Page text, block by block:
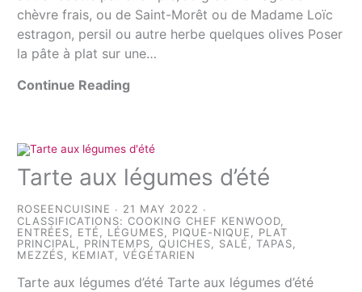
chèvre frais, ou de Saint-Morêt ou de Madame Loïc
estragon, persil ou autre herbe quelques olives Poser
la pâte à plat sur une…
Continue Reading
Tarte aux légumes d’été
ROSEENCUISINE
21 MAY 2022
CLASSIFICATIONS:COOKING CHEF KENWOOD
ENTRÉES
ETÉ LÉGUMES PIQUE-NIQUE
PLAT
PRINCIPAL
PRINTEMPS ,QUICHES SALÉ ,TAPAS,
MEZZÉS, KEMIAT ,VÉGÉTARIEN
Tarte aux légumes d’été Tarte aux légumes d’été